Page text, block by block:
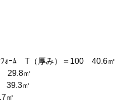
ﾌｫｰﾑ T（厚み）＝100 40.6㎡
29.8㎡
39.3㎡
㎡